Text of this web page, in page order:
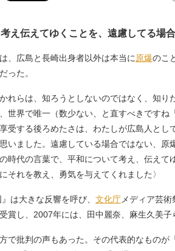
え伝えてゆくことを、遠慮してる場
、広島と長崎出身者以外は本当に 原爆のこ
った。
かれらは、知ろうとしないのではなく、知
世界で唯一（数少ない、と直すべきですね
受する後ろめたさは、わたしが広島人とし
いました。遠慮している場合ではない、原
時代の言葉で、平和について考え、伝えて
それを教え、勇気を与えてくれました〉
は大きな反響を呼び、 文化庁 メディア芸
賞し、2007年には、田中麗奈、麻生久美子
で批判の声もあった。その代表的なものが